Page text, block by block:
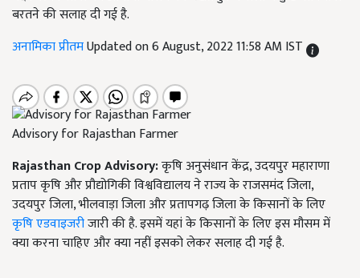
बरतने की सलाह दी गई है.
अनामिका प्रीतमUpdated on 6 August, 2022 11:58 AM IST
Advisory for Rajasthan Farmer
Rajasthan Crop Advisory:कृषि अनुसंधान केंद्र, उदयपुर महाराणा
प्रताप कृषि और प्रौद्योगिकी विश्वविद्यालय ने राज्य के राजसमंद जिला,
उदयपुर जिला, भीलवाड़ा जिला और प्रतापगढ़ जिला के किसानों के लिए
कृषि एडवाइजरीजारी की है. इसमें यहां के किसानों के लिए इस मौसम में
क्या करना चाहिए और क्या नहीं इसको लेकर सलाह दी गई है.